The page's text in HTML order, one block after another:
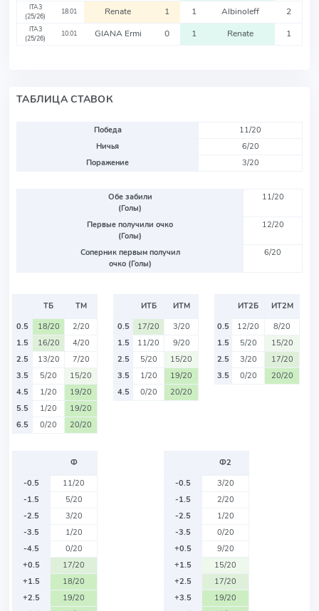
ITA3
(25/26)
18.01 Renate 1 1 Albinoleff 2
ITA3
(25/26)
10.01 GIANA Ermi 0 1 Renate 1
ТАБЛИЦА СТАВОК
Победа
11/20
Ничья
6/20
Поражение
3/20
Обе забили
(Голы)
11/20
Первые получили очко
(Голы)
12/20
Соперник первым получил
очко (Голы)
6/20
ТБ
ТМ
0.5
18/20
2/20
1.5
16/20
4/20
2.5
13/20
7/20
3.5
5/20
15/20
4.5
1/20
19/20
5.5
1/20
19/20
6.5
0/20 20/20
ИТБ
ИТМ
0.5
17/20
3/20
1.5
11/20
9/20
2.5
5/20
15/20
3.5
1/20
19/20
4.5
0/20 20/20
ИТ2Б
ИТ2М
0.5
12/20
8/20
1.5
5/20
15/20
2.5
3/20
17/20
3.5
0/20 20/20
Ф
-0.5
11/20
-1.5
5/20
-2.5
3/20
-3.5
1/20
-4.5
0/20
+0.5
17/20
+1.5
18/20
+2.5
19/20
Ф2
-0.5
3/20
-1.5
2/20
-2.5
1/20
-3.5
0/20
+0.5
9/20
+1.5
15/20
+2.5
17/20
+3.5
19/20